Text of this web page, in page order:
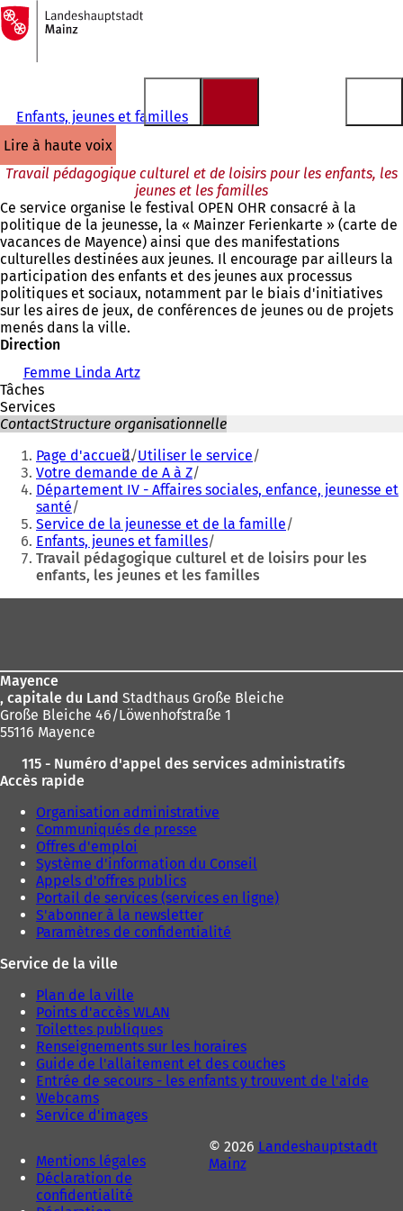
Accéder au contenu
Vers
la
page
d'accueil
Enfants, jeunes et familles
lire à haute voix
Travail pédagogique culturel et de loisirs pour les enfants, les
jeunes et les familles
Ce service organise le festival OPEN OHR consacré à la
politique de la jeunesse, la « Mainzer Ferienkarte » (carte de
vacances de Mayence) ainsi que des manifestations
culturelles destinées aux jeunes. Il encourage par ailleurs la
participation des enfants et des jeunes aux processus
politiques et sociaux, notamment par le biais d'initiatives
sur les aires de jeux, de conférences de jeunes ou de projets
menés dans la ville.
Direction
Femme Linda Artz
Tâches
Services
ContactStructure organisationnelle
Vous
êtes
ici
Page d'accueil Utiliser le service
Votre demande de A à Z
Département IV - Affaires sociales, enfance, jeunesse et
santé
Service de la jeunesse et de la famille
Enfants, jeunes et familles
Travail pédagogique culturel et de loisirs pour les
enfants, les jeunes et les familles
Mayence
, capitale du Land Stadthaus Große Bleiche
Große Bleiche 46/Löwenhofstraße 1
55116 Mayence
115 - Numéro d'appel des services administratifs
Accès rapide
Organisation administrative
Communiqués de presse
Offres d'emploi
Système d'information du Conseil
Appels d'offres publics
Portail de services (services en ligne)
S'abonner à la newsletter
Paramètres de confidentialité
Service de la ville
Plan de la ville
Points d'accès WLAN
Toilettes publiques
Renseignements sur les horaires
Guide de l'allaitement et des couches
Entrée de secours - les enfants y trouvent de l'aide
Webcams
Service d'images
Mentions légales
Déclaration de
confidentialité
© 2026 Landeshauptstadt
Mainz